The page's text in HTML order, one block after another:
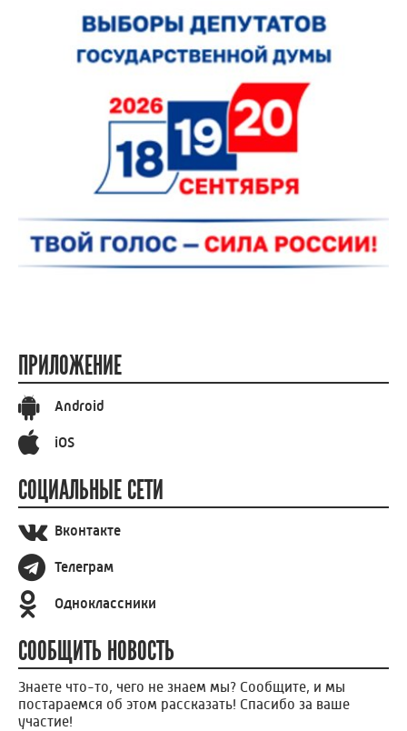
ПРИЛОЖЕНИЕ
Android
iOS
СОЦИАЛЬНЫЕ СЕТИ
Вконтакте
Телеграм
Одноклассники
СООБЩИТЬ НОВОСТЬ
Знаете что-то, чего не знаем мы? Сообщите, и мы
постараемся об этом рассказать! Спасибо за ваше
участие!